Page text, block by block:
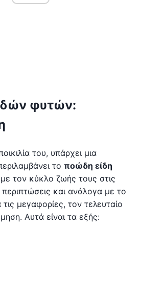
φυτών:
του, υπάρχει μια
το ποώδη είδη
τον κύκλο ζωής τους στις
και ανάλογα με το
μεγαφορίες, τον τελευταίο
Αυτά είναι τα εξής: